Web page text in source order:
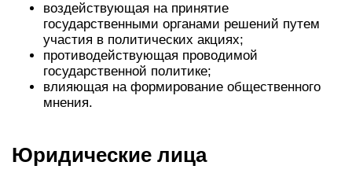
воздействующая на принятие
государственными органами решений путем
участия в политических акциях;
противодействующая проводимой
государственной политике;
влияющая на формирование общественного
мнения.
Юридические лица